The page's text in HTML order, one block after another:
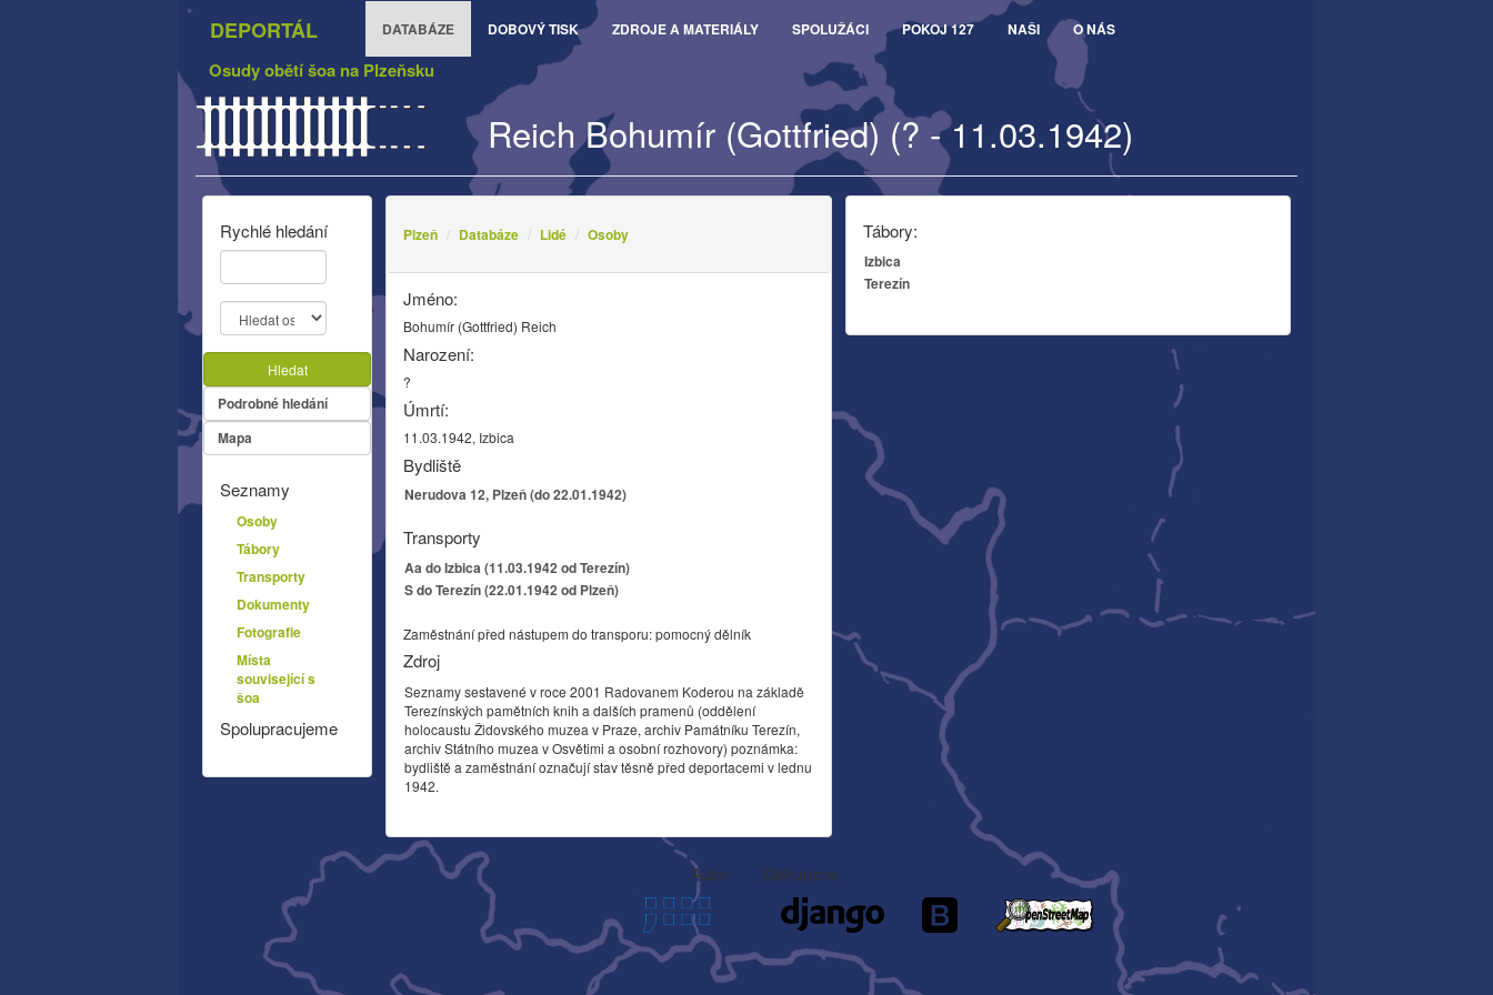
DEPORTÁL DATABÁZE DOBOVÝ TISK ZDROJE A MATERIÁLY SPOLUŽÁCI POKOJ 127 NAŠI O NÁS
Osudy obětí šoa na Plzeňsku
Reich Bohumír (Gottfried) (? - 11.03.1942)
Tábory:
Izbica
Terezín
Plzeň Databáze Lidé Osoby
Jméno:
Bohumír (Gottfried) Reich
Narození:
?
Úmrtí:
11.03.1942, Izbica
Bydliště
Nerudova 12, Plzeň (do 22.01.1942)
Transporty
Aa do Izbica (11.03.1942 od Terezín)
S do Terezín (22.01.1942 od Plzeň)
Zaměstnání před nástupem do transporu: pomocný dělník
Zdroj
Seznamy sestavené v roce 2001 Radovanem Koderou na základě
Terezínských pamětních knih a dalších pramenů (oddělení
holocaustu Židovského muzea v Praze, archiv Památníku Terezín,
archiv Státního muzea v Osvětimi a osobní rozhovory) poznámka:
bydliště a zaměstnání označují stav těsně před deportacemi v lednu
1942.
Rychlé hledání
Hledat
Podrobné hledání
Mapa
Seznamy
Osoby
Tábory
Transporty
Dokumenty
Fotografie
Místa
související s
šoa
Spolupracujeme
Autor Děkujeme